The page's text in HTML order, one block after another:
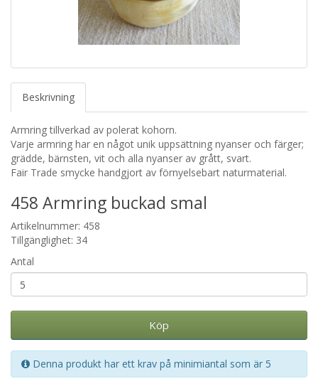
Beskrivning
Armring tillverkad av polerat kohorn.
Varje armring har en något unik uppsättning nyanser och färger;
grädde, bärnsten, vit och alla nyanser av grått, svart.
Fair Trade smycke handgjort av förnyelsebart naturmaterial.
458 Armring buckad smal
Artikelnummer: 458
Tillgänglighet: 34
Antal
Köp
Denna produkt har ett krav på minimiantal som är 5